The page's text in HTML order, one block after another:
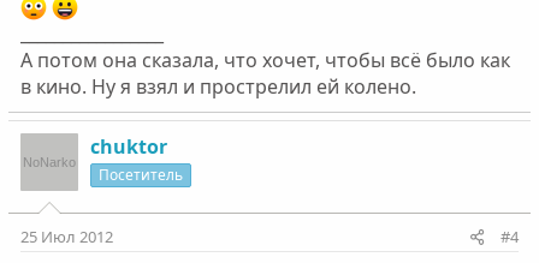
А потом она сказала, что хочет, чтобы всё было как
в кино. Ну я взял и прострелил ей колено.
chuktor
Посетитель
25 Июл 2012 #4